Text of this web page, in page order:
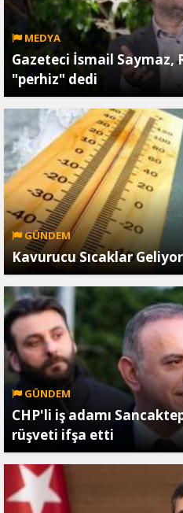
MEDYA
Gazeteci İsmail Saymaz,
"perhiz" dedi
GÜNDEM
Kavurucu Sıcaklar Geliyor
GÜNDEM
CHP'li iş adamı
rüşveti ifşa etti